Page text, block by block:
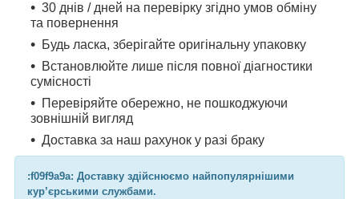
30 днів / дней на перевірку згідно умов обміну
та повернення
Будь ласка, зберігайте оригінальну упаковку
Встановлюйте лише після повної діагностики
сумісності
Перевіряйте обережно, не пошкоджуючи
зовнішній вигляд
Доставка за наш рахунок у разі браку
:f09f9a9a: Доставку здійснюємо найпопулярнішими
кур’єрськими службами.